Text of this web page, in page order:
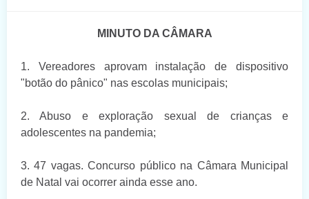
MINUTO DA CÂMARA
1. Vereadores aprovam instalação de dispositivo
"botão do pânico" nas escolas municipais;
2. Abuso e exploração sexual de crianças e
adolescentes na pandemia;
3. 47 vagas. Concurso público na Câmara Municipal
de Natal vai ocorrer ainda esse ano.